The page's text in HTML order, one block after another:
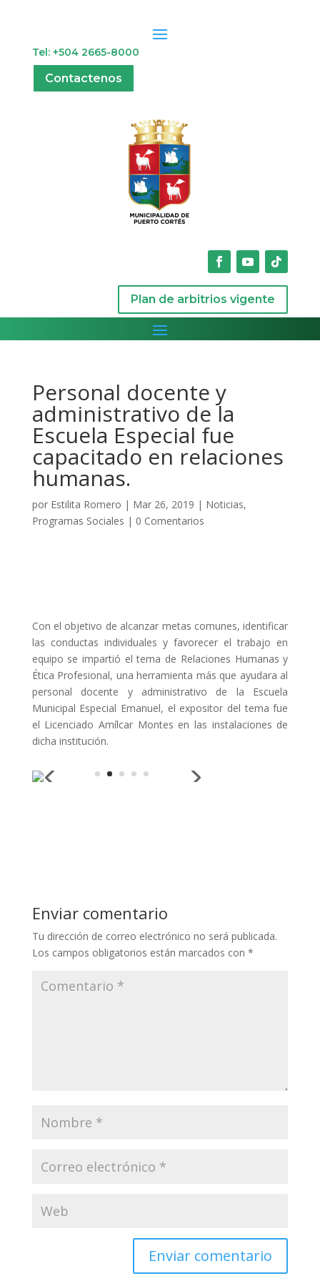
Tel: +504 2665-8000
Contactenos
Plan de arbitrios vigente
Personal docente y
administrativo de la
Escuela Especial fue
capacitado en relaciones
humanas.
por Estilita Romero | Mar 26, 2019 | Noticias,
Programas Sociales | 0 Comentarios
Con el objetivo de alcanzar metas comunes, identificar
las conductas individuales y favorecer el trabajo en
equipo se impartió el tema de Relaciones Humanas y
Ética Profesional, una herramienta más que ayudara al
personal docente y administrativo de la Escuela
Municipal Especial Emanuel, el expositor del tema fue
el Licenciado Amílcar Montes en las instalaciones de
dicha institución.
Enviar comentario
Tu dirección de correo electrónico no será publicada.
Los campos obligatorios están marcados con *